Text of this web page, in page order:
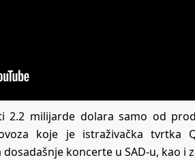
2.2 milijarde dolara samo od
koje je istraživačka tvrtka
koncerte u SAD-u, kao